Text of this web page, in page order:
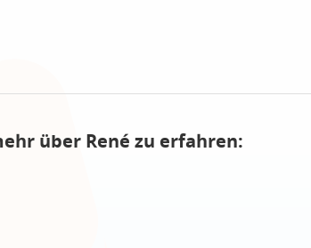
über René zu erfahren: